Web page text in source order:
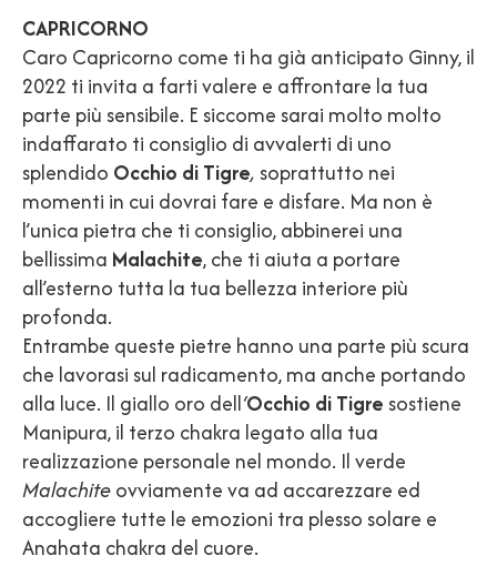
CAPRICORNO
Caro Capricorno come ti ha già anticipato Ginny, il
2022 ti invita a farti valere e affrontare la tua
parte più sensibile. E siccome sarai molto molto
indaffarato ti consiglio di avvalerti di uno
splendido Occhio di Tigre, soprattutto nei
momenti in cui dovrai fare e disfare. Ma non è
l’unica pietra che ti consiglio, abbinerei una
bellissima Malachite, che ti aiuta a portare
all’esterno tutta la tua bellezza interiore più
profonda.
Entrambe queste pietre hanno una parte più scura
che lavorasi sul radicamento, ma anche portando
alla luce. Il giallo oro dell‘Occhio di Tigre sostiene
Manipura, il terzo chakra legato alla tua
realizzazione personale nel mondo. Il verde
Malachiteovviamente va ad accarezzare ed
accogliere tutte le emozioni tra plesso solare e
Anahata chakra del cuore.